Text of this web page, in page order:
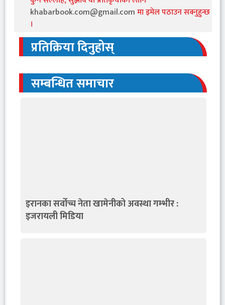
khabarbook.com@gmail.comमा इमेल पठाउन सक्नुहुन्छ
।
प्रतिक्रिया दिनुहोस्
सम्बन्धित समाचार
इरानका सर्वोच्च नेता खामेनीको अवस्था गम्भीर :
इजरायली मिडिया